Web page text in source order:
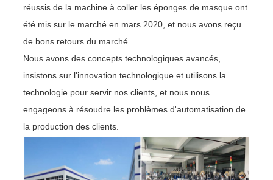
réussis de la machine à coller les éponges de masque ont
été mis sur le marché en mars 2020, et nous avons reçu
de bons retours du marché.
Nous avons des concepts technologiques avancés,
insistons sur l'innovation technologique et utilisons la
technologie pour servir nos clients, et nous nous
engageons à résoudre les problèmes d'automatisation de
la production des clients.